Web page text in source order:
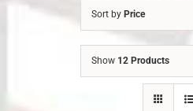
Sort by Price
Show 12 Products